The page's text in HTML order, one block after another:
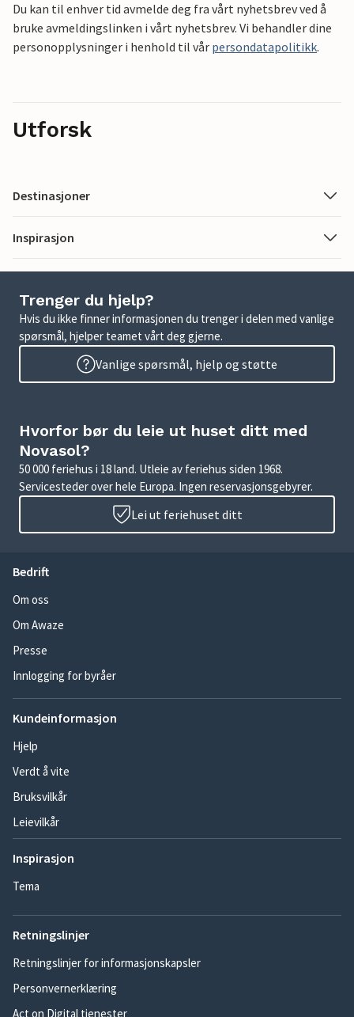
Du kan til enhver tid avmelde deg fra vårt nyhetsbrev ved å
bruke avmeldingslinken i vårt nyhetsbrev. Vi behandler dine
personopplysninger i henhold til vår persondatapolitikk.
Utforsk
Destinasjoner
Inspirasjon
Trenger du hjelp?
Hvis du ikke finner informasjonen du trenger i delen med vanlige
spørsmål, hjelper teamet vårt deg gjerne.
Vanlige spørsmål, hjelp og støtte
Hvorfor bør du leie ut huset ditt med
Novasol?
50 000 feriehus i 18 land. Utleie av feriehus siden 1968.
Servicesteder over hele Europa. Ingen reservasjonsgebyrer.
Lei ut feriehuset ditt
Bedrift
Om oss
Om Awaze
Presse
Innlogging for byråer
Kundeinformasjon
Hjelp
Verdt å vite
Bruksvilkår
Leievilkår
Inspirasjon
Tema
Retningslinjer
Retningslinjer for informasjonskapsler
Personvernerklæring
Act on Digital tjenester